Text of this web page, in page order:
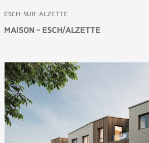
ESCH-SUR-ALZETTE
MAISON - ESCH/ALZETTE